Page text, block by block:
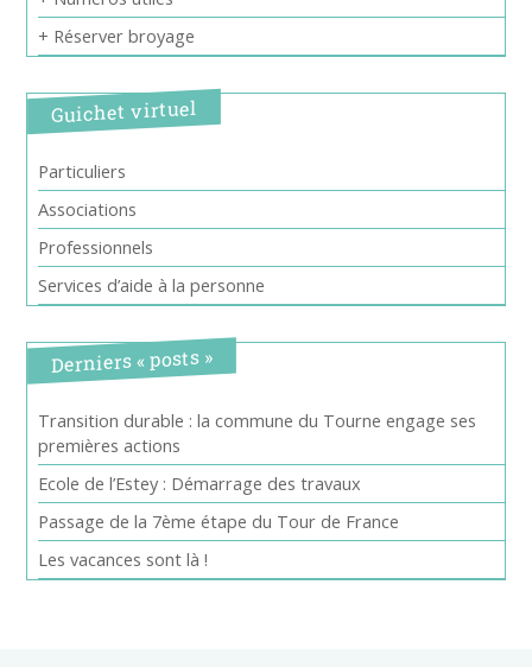
+ Réserver broyage
Guichet virtuel
Particuliers
Associations
Professionnels
Services d’aide à la personne
Derniers « posts »
Transition durable : la commune du Tourne engage ses
premières actions
Ecole de l’Estey : Démarrage des travaux
Passage de la 7ème étape du Tour de France
Les vacances sont là !